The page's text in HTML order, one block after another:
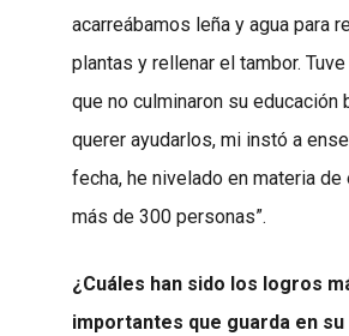
acarreábamos leña y agua para
plantas y rellenar el tambor.
que no culminaron su educación
querer ayudarlos, mi instó a
fecha, he nivelado en materia de
más de 300 personas”.
¿Cuáles han sido los logros
importantes que guarda en